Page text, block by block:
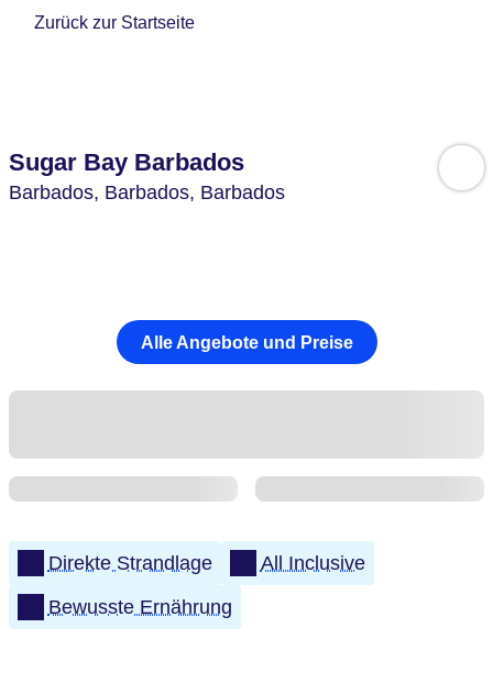
Zurück zur Startseite
Sugar Bay Barbados
Barbados, Barbados, Barbados
Alle Angebote und Preise
Direkte Strandlage
All Inclusive
Bewusste Ernährung